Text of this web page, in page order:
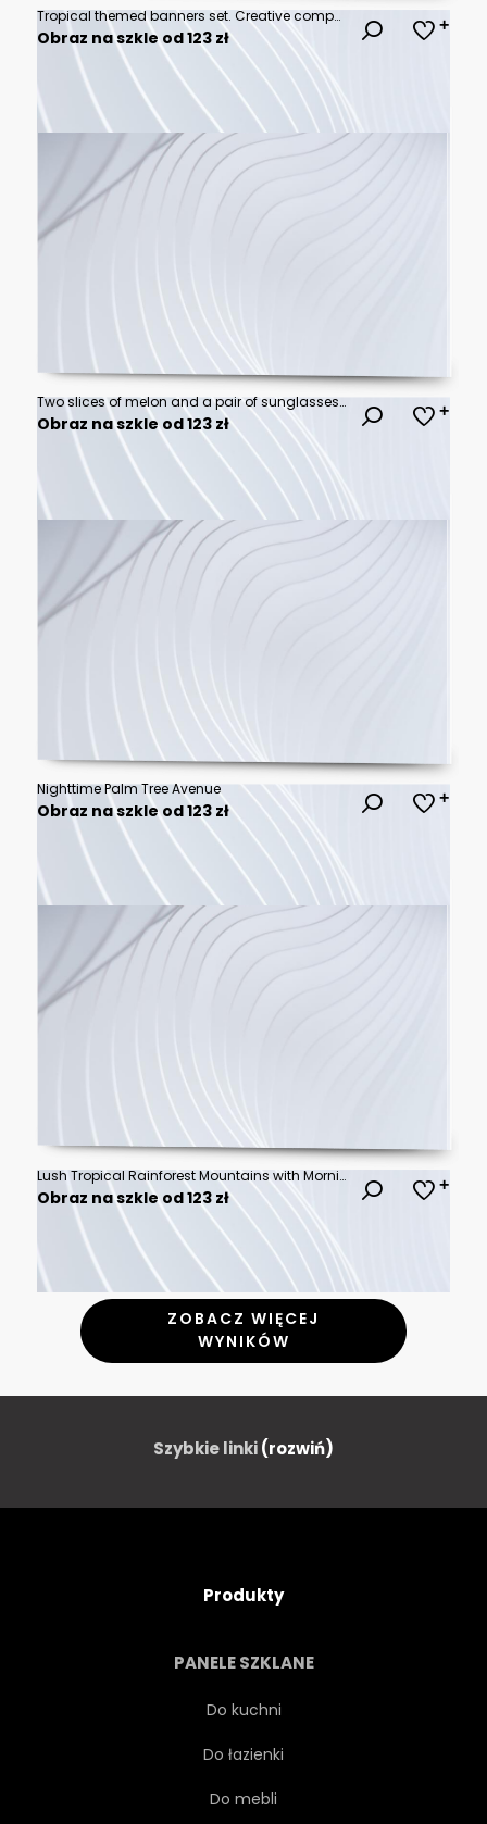
Tropical themed banners set. Creative compositions of colorful palm leaves and branches. Abstract geometric design templates for posters, covers, wallpapers with place for text. Flat style vector
Obraz na szkle od 123 zł
Two slices of melon and a pair of sunglasses rest on the sandy beach, capturing a vibrant summer scene filled with relaxation and enjoyment.
Obraz na szkle od 123 zł
Nighttime Palm Tree Avenue
Obraz na szkle od 123 zł
Lush Tropical Rainforest Mountains with Morning Mist and Blue Sky
Obraz na szkle od 123 zł
ZOBACZ WIĘCEJ
WYNIKÓW
Szybkie linki(rozwiń)
Produkty
PANELE SZKLANE
Do kuchni
Do łazienki
Do mebli